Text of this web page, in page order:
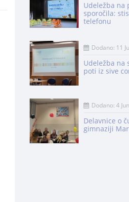
Udeležba na
sporočila:
telefonu
Dodano: 11
Udeležba na
poti iz sive
Dodano: 4
Delavnice o
gimnaziji